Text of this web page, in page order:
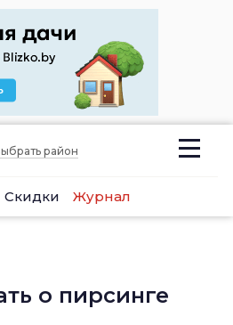
район
Скидки Журнал
о пирсинге